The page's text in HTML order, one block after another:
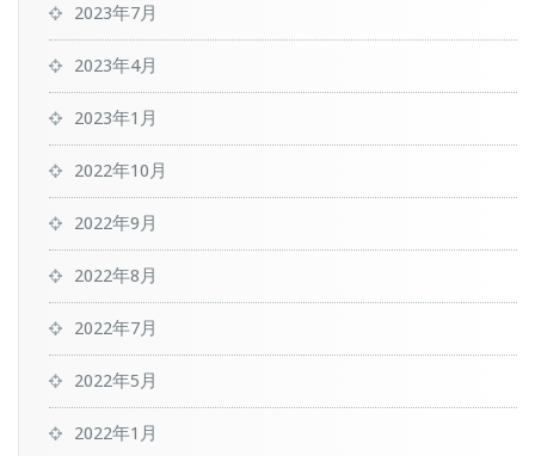
2023年7月
2023年4月
2023年1月
2022年10月
2022年9月
2022年8月
2022年7月
2022年5月
2022年1月